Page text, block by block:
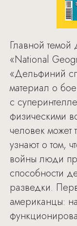
Главной
«National
«Дельфиний
материал о
с
физическими
человек может
узнают о том,
войны люди
способности
разведки.
американцы: